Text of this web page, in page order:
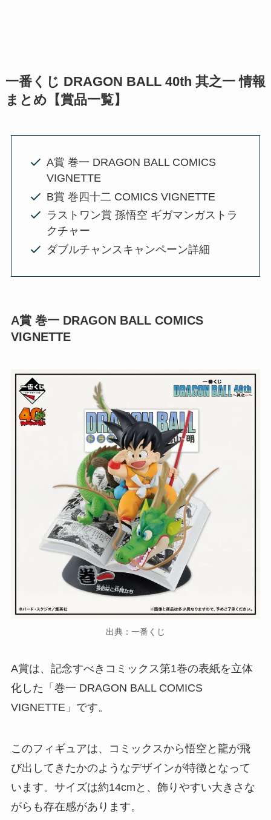
一番くじ DRAGON BALL 40th 其之一 情報
まとめ【賞品一覧】
A賞 巻一 DRAGON BALL COMICS
VIGNETTE
B賞 巻四十二 COMICS VIGNETTE
ラストワン賞 孫悟空 ギガマンガストラ
クチャー
ダブルチャンスキャンペーン詳細
A賞 巻一 DRAGON BALL COMICS
VIGNETTE
出典：一番くじ
A賞は、記念すべきコミックス第1巻の表紙を立体
化した「巻一 DRAGON BALL COMICS
VIGNETTE」です。
このフィギュアは、コミックスから悟空と龍が飛
び出してきたかのようなデザインが特徴となって
います。サイズは約14cmと、飾りやすい大きさな
がらも存在感があります。